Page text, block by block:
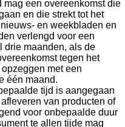
mag een overeenkomst die
en die strekt tot het
en weekbladen en
verlengd voor een
drie maanden, als de
tegen het
met een
één maand.
tijd is aangegaan
van producten of
voor onbepaalde duur
te allen tijde mag